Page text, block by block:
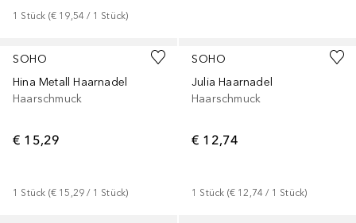
1 Stück (€ 19,54 / 1 Stück)
SOHO
Hina Metall Haarnadel
Haarschmuck
€ 15,29
1 Stück (€ 15,29 / 1 Stück)
SOHO
Julia Haarnadel
Haarschmuck
€ 12,74
1 Stück (€ 12,74 / 1 Stück)